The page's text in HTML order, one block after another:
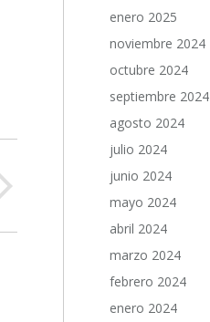
enero 2025
noviembre 2024
octubre 2024
septiembre 2024
agosto 2024
julio 2024
junio 2024
mayo 2024
abril 2024
marzo 2024
febrero 2024
enero 2024